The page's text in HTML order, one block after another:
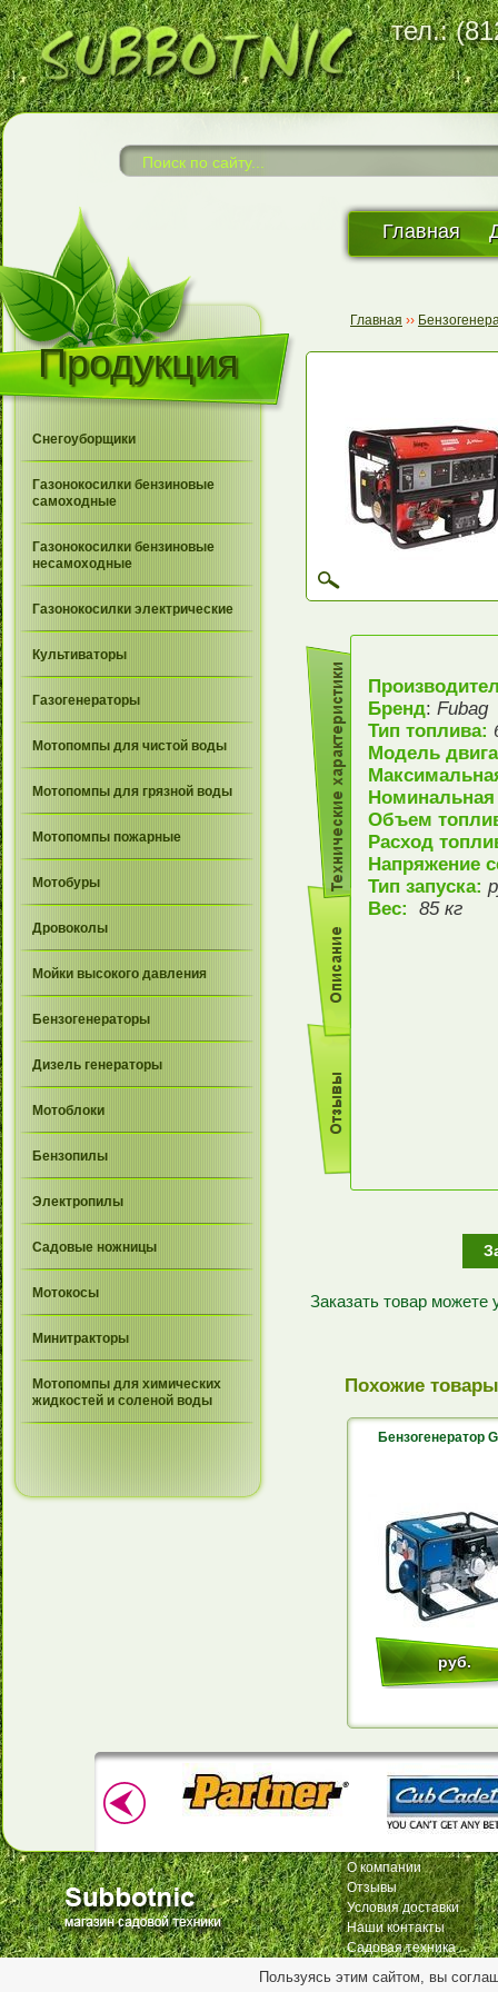
тел.:
Главная
Продукция
Снегоуборщики
Газонокосилки бензиновые
самоходные
Газонокосилки бензиновые
несамоходные
Газонокосилки электрические
Культиваторы
Газогенераторы
Мотопомпы для чистой воды
Мотопомпы для грязной воды
Мотопомпы пожарные
Мотобуры
Дровоколы
Мойки высокого давления
Бензогенераторы
Дизель генераторы
Мотоблоки
Бензопилы
Электропилы
Садовые ножницы
Мотокосы
Минитракторы
Мотопомпы для химических
жидкостей и соленой воды
Главная ››
Бренд: Fubag
Тип топлива:
Модель
Объем
Расход
Напряжение
Тип запуска:
Вес: 85 кг
Заказать товар
Похожие товары
Бензогенератор
руб.
О компании
Отзывы
Условия доставки
Наши контакты
Садовая техника
Пользуясь этим сайтом, вы